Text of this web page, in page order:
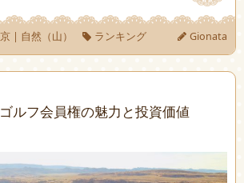
| 自然（山） ランキング Gionata
ルフ会員権の魅力と投資価値